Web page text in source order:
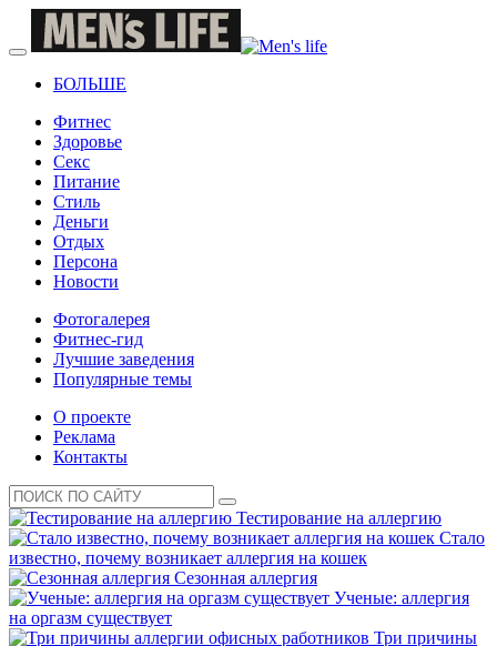
БОЛЬШЕ
Фитнес
Здоровье
Секс
Питание
Стиль
Деньги
Отдых
Персона
Новости
Фотогалерея
Фитнес-гид
Лучшие заведения
Популярные темы
О проекте
Реклама
Контакты
Тестирование на аллергию
Стало
известно, почему возникает аллергия на кошек
Сезонная аллергия
Ученые: аллергия
на оргазм существует
Три причины